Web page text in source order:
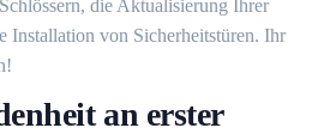
die Aktualisierung Ihrer
Installation von Sicherheitstüren. Ihr
an erster